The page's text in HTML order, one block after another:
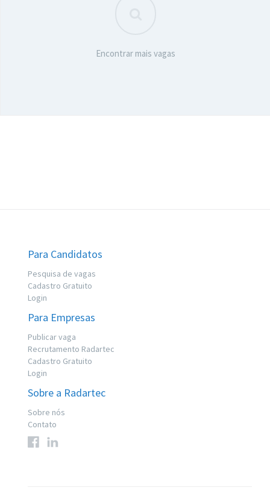
Encontrar mais vagas
Para Candidatos
Pesquisa de vagas
Cadastro Gratuito
Login
Para Empresas
Publicar vaga
Recrutamento Radartec
Cadastro Gratuito
Login
Sobre a Radartec
Sobre nós
Contato